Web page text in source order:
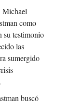
Michael
como
su testimonio
las
sumergido
buscó